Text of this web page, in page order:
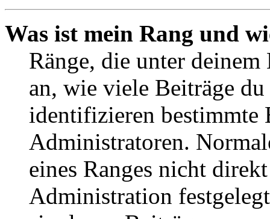
Was ist mein Rang und
Ränge, die unter deinem
an, wie viele Beiträge
identifizieren bestimmte
Administratoren.
eines Ranges nicht
Administration